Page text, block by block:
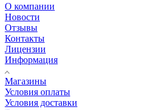
О компании
Новости
Отзывы
Контакты
Лицензии
Информация
Магазины
Условия оплаты
Условия доставки